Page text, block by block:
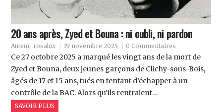
20 ans après, Zyed et Bouna : ni oubli, ni pardon
Auteur: rosalux 19 novembre 2025 0 Commentaires
Ce 27 octobre 2025 a marqué les vingt ans de la mort de
Zyed et Bouna, deux jeunes garçons de Clichy-sous-Bois,
âgés de 17 et 15 ans, tués en tentant d’échapper à un
contrôle de la BAC. Alors qu’ils rentraient…
SAVOIR PLUS